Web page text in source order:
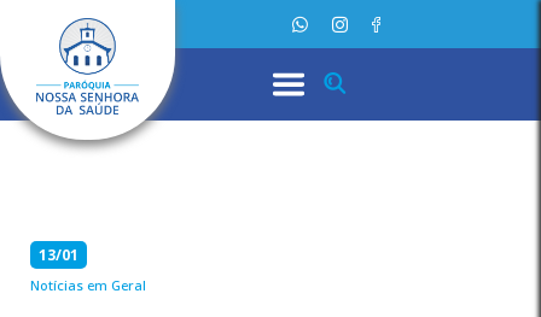
13/01
Notícias em Geral